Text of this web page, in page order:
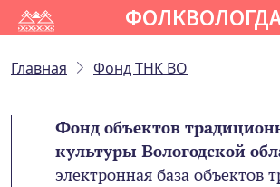
Главная Фонд ТНК ВО
Фонд объектов
культуры Вологодской
электронная база объектов